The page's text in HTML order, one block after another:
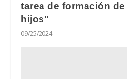
tarea de formación
hijos"
09/25/2024